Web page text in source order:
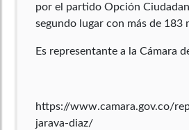
por el partido Opción
segundo lugar con más de 183
Es representante a la Cámara
https://www.camara.gov.co/
jarava-diaz/